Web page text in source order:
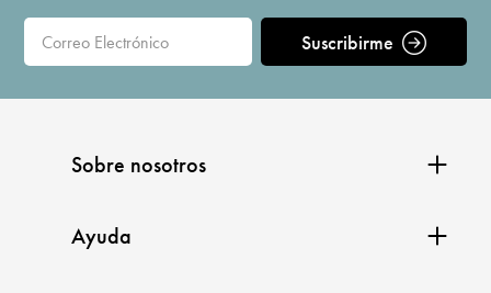
Suscribirme
Sobre nosotros
Ayuda